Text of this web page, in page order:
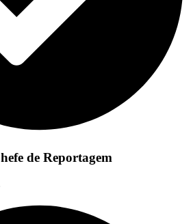
de Reportagem